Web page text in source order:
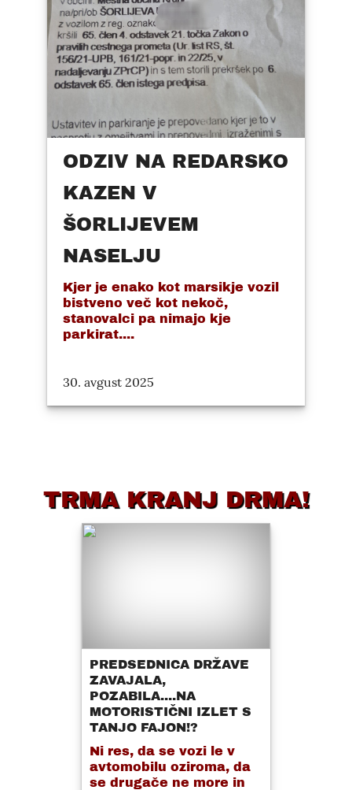
ODZIV NA REDARSKO
KAZEN V
ŠORLIJEVEM
NASELJU
Kjer je enako kot marsikje vozil
bistveno več kot nekoč,
stanovalci pa nimajo kje
parkirat....
30. avgust 2025
TRMA KRANJ DRMA!
PREDSEDNICA DRŽAVE
ZAVAJALA,
POZABILA....NA
MOTORISTIČNI IZLET S
TANJO FAJON!?
Ni res, da se vozi le v
avtomobilu oziroma, da
se drugače ne more in